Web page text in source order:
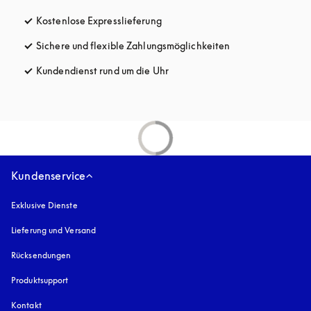
Kostenlose Expresslieferungöffnet sich in einem neuen Tab
Sichere und flexible Zahlungsmöglichkeiten
Kundendienst rund um die Uhröffnet sich in einem neuen Tab
Kundenservice
Exklusive Dienste
Lieferung und Versand
Rücksendungen
Produktsupport
Kontakt